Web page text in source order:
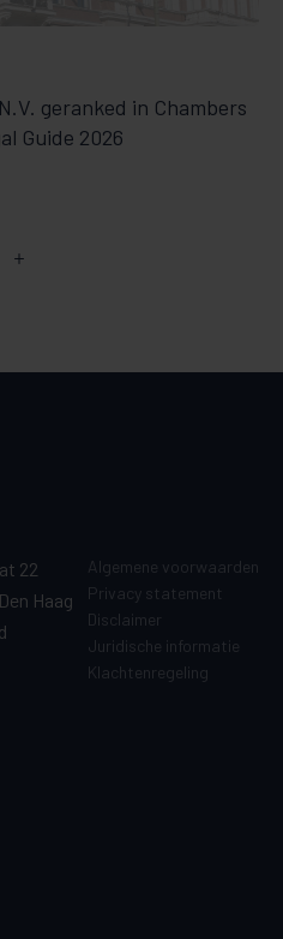
geranked in Chambers
Guide 2026
22
Haag
Algemene voorwaarden
Privacy statement
Disclaimer
Juridische informatie
Klachtenregeling